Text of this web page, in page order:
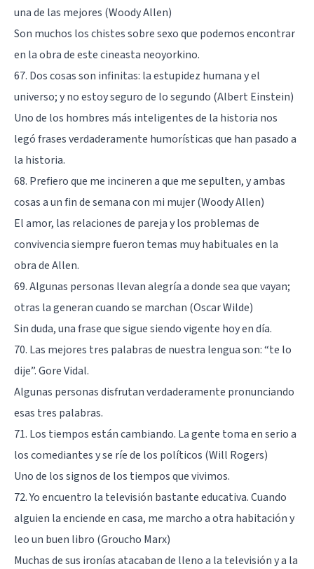
una de las mejores (Woody Allen)
Son muchos los chistes sobre sexo que podemos encontrar
en la obra de este cineasta neoyorkino.
67. Dos cosas son infinitas: la estupidez humana y el
universo; y no estoy seguro de lo segundo (Albert Einstein)
Uno de los hombres más inteligentes de la historia nos
legó frases verdaderamente humorísticas que han pasado a
la historia.
68. Prefiero que me incineren a que me sepulten, y ambas
cosas a un fin de semana con mi mujer (Woody Allen)
El amor, las relaciones de pareja y los problemas de
convivencia siempre fueron temas muy habituales en la
obra de Allen.
69. Algunas personas llevan alegría a donde sea que vayan;
otras la generan cuando se marchan (Oscar Wilde)
Sin duda, una frase que sigue siendo vigente hoy en día.
70. Las mejores tres palabras de nuestra lengua son: “te lo
dije”. Gore Vidal.
Algunas personas disfrutan verdaderamente pronunciando
esas tres palabras.
71. Los tiempos están cambiando. La gente toma en serio a
los comediantes y se ríe de los políticos (Will Rogers)
Uno de los signos de los tiempos que vivimos.
72. Yo encuentro la televisión bastante educativa. Cuando
alguien la enciende en casa, me marcho a otra habitación y
leo un buen libro (Groucho Marx)
Muchas de sus ironías atacaban de lleno a la televisión y a la